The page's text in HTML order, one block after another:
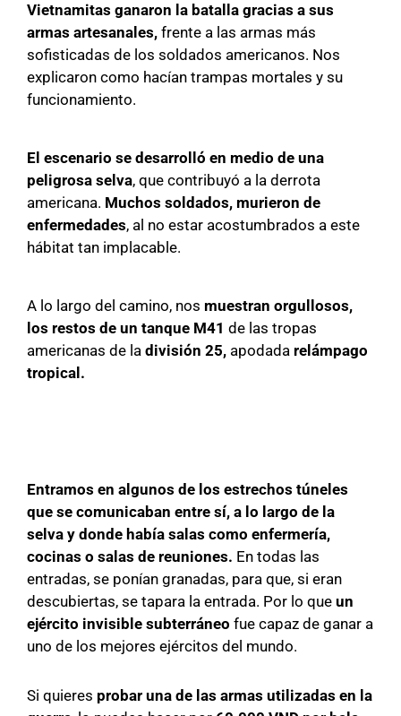
Vietnamitas ganaron la batalla gracias a sus
armas artesanales,frente a las armas más
sofisticadas de los soldados americanos. Nos
explicaron como hacían trampas mortales y su
funcionamiento.
El escenario se desarrolló en medio de una
peligrosa selva, que contribuyó a la derrota
americana. Muchos soldados, murieron de
enfermedades, al no estar acostumbrados a este
hábitat tan implacable.
A lo largo del camino, nos muestran orgullosos,
los restos de un tanque M41 de las tropas
americanas de la división 25,apodada relámpago
tropical.
Entramos en algunos de los estrechos túneles
que se comunicaban entre sí, a lo largo de la
selva y donde había salas como enfermería,
cocinas o salas de reuniones. En todas las
entradas, se ponían granadas, para que, si eran
descubiertas, se tapara la entrada. Por lo que un
ejército invisible subterráneo fue capaz de ganar a
uno de los mejores ejércitos del mundo.
Si quieres probar una de las armas utilizadas en la